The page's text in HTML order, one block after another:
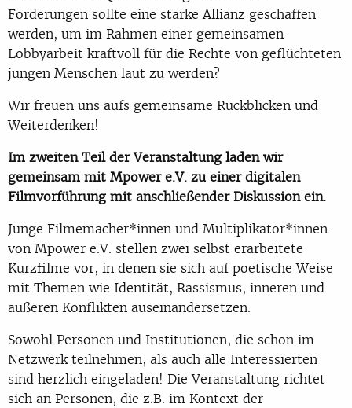
Forderungen sollte eine starke Allianz geschaffen
werden, um im Rahmen einer gemeinsamen
Lobbyarbeit kraftvoll für die Rechte von geflüchteten
jungen Menschen laut zu werden?
Wir freuen uns aufs gemeinsame Rückblicken und
Weiterdenken!
Im zweiten Teil der Veranstaltung laden wir
gemeinsam mit Mpower e.V. zu einer digitalen
Filmvorführung mit anschließender Diskussion ein.
Junge Filmemacher*innen und Multiplikator*innen
von Mpower e.V. stellen zwei selbst erarbeitete
Kurzfilme vor, in denen sie sich auf poetische Weise
mit Themen wie Identität, Rassismus, inneren und
äußeren Konflikten auseinandersetzen.
Sowohl Personen und Institutionen, die schon im
Netzwerk teilnehmen, als auch alle Interessierten
sind herzlich eingeladen! Die Veranstaltung richtet
sich an Personen, die z.B. im Kontext der